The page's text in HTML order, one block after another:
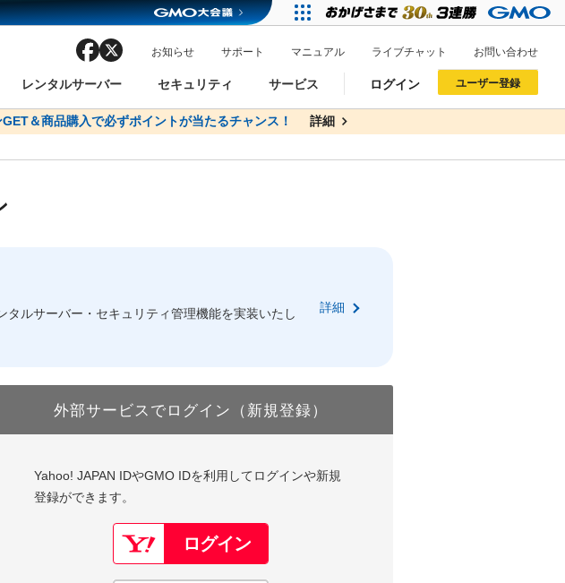
イン一括検索
検索
レンタルサーバー セキュリティ サービス
ュードメインAPI
facebook お知らせ サポート マニュアル ライブチャット お問い合わせ
ログイン
おすすめ One レンタルサーバーを含む最新の機能を使う方
以下でもログイン可能
ユーザー登録
おすすめ One レンタルサーバーを含む最新の機能を使う方
以下でも登録可能
＆商品購入で必ずポイントが当たるチャンス！ 詳細
ーン サーバー料金1年間無料 詳細
ルサーバー・セキュリティ管理機能を実装いたし
詳細
外部サービスでログイン（新規登録）
Yahoo! JAPAN IDやGMO IDを利用してログインや新規
登録ができます。